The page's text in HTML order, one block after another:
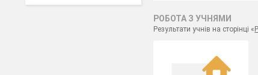
РОБОТА З УЧНЯМИ
Результати учнів на сторінці «